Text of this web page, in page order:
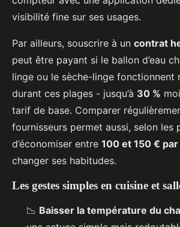
visibilité fine sur ses usages.
Par ailleurs, souscrire à un contrat
peut être payant si le ballon d’eau
linge ou le sèche-linge fonctionnent
durant ces plages - jusqu’à 30 %
tarif de base. Comparer
fournisseurs permet aussi, selon les
d’économiser entre 100 et 150 € par
changer ses habitudes.
Les gestes simples en cuisine et
📉 Baisser la température du